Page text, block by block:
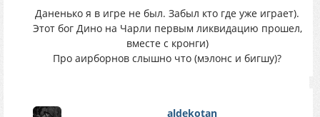
Даненько я в игре не был. Забыл кто где уже играет).
Этот бог Дино на Чарли первым ликвидацию прошел,
вместе с кронги)
Про аирборнов слышно что (мэлонс и бигшу)?
aldekotan